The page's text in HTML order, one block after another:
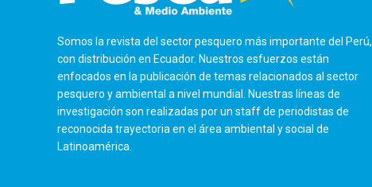
Somos la revista del sector pesquero más importante del Perú,
con distribución en Ecuador. Nuestros esfuerzos están
enfocados en la publicación de temas relacionados al sector
pesquero y ambiental a nivel mundial. Nuestras líneas de
investigación son realizadas por un staff de periodistas de
reconocida trayectoria en el área ambiental y social de
Latinoamérica.